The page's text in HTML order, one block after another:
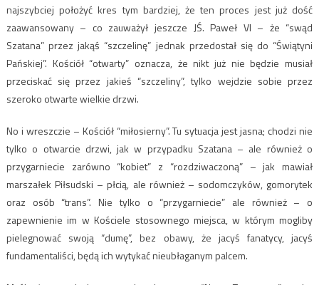
najszybciej położyć kres tym bardziej, że ten proces jest już dość
zaawansowany – co zauważył jeszcze JŚ. Paweł VI – że “swąd
Szatana” przez jakąś “szczelinę” jednak przedostał się do “Świątyni
Pańskiej”. Kościół “otwarty” oznacza, że nikt już nie będzie musiał
przeciskać się przez jakieś “szczeliny”, tylko wejdzie sobie przez
szeroko otwarte wielkie drzwi.
No i wreszczie – Kościół “miłosierny”. Tu sytuacja jest jasna; chodzi nie
tylko o otwarcie drzwi, jak w przypadku Szatana – ale również o
przygarniecie zarówno “kobiet” z “rozdziwaczoną” – jak mawiał
marszałek Piłsudski – płcią, ale również – sodomczyków, gomorytek
oraz osób “trans”. Nie tylko o “przygarniecie” ale również – o
zapewnienie im w Kościele stosownego miejsca, w którym mogliby
pielegnować swoją “dumę”, bez obawy, że jacyś fanatycy, jacyś
fundamentaliści, będą ich wytykać nieubłaganym palcem.